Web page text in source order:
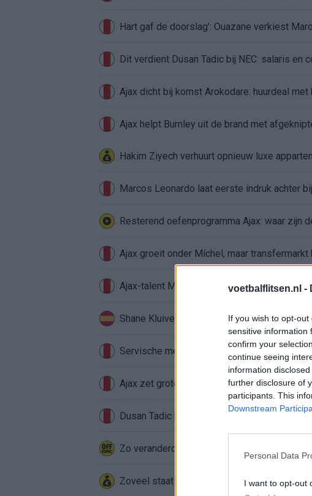
voetbalflitsen.nl -
If you wish to opt-
sensitive information
confirm your
continue seeing
information
further disclosure of
participants. This
Downstream
Personal Data
I want to opt-out
Hart gaf de doorslag': Ouazane verkiest
Dit verdient Dusan Tadic bij NEC: salaris en
Ajax dicht bij komst Arokodare: huurdeal
Ajax helpt Burnley uit de brand met
Hakim Ziyech verhuurt opnieuw luxe
Marcos Leonardo laat eerste indruk achter
Resterend oefenprogramma Ajax: waar zijn
Ajax groeit onder Míchel, maar transfermarkt
Ajax-talent Mohamed Abdalla schrijft
Shane Kluivert krijgt kans van Flick en
Servische media vergelijken Ajax-talent
Ajax zet grote stap richting volgende ronde
Dusan Tadic kijkt met bijzondere gevoelens
Zo veranderde de relatie tussen Rafael van
Zoveel staat er financieel op het spel voor